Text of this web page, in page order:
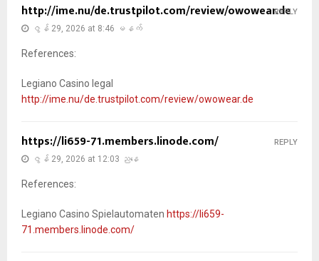
http://ime.nu/de.trustpilot.com/review/owowear.de
ဇွန် 29, 2026 at 8:46 မနက်
References:
Legiano Casino legal
http://ime.nu/de.trustpilot.com/review/owowear.de
REPLY
https://li659-71.members.linode.com/
ဇွန် 29, 2026 at 12:03 ညနေ
References:
Legiano Casino Spielautomaten https://li659-
71.members.linode.com/
REPLY